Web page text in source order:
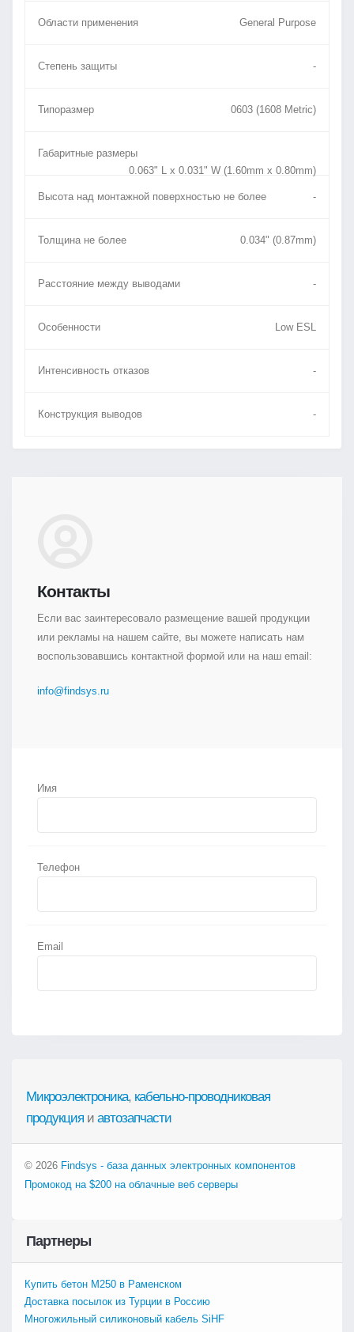
Области применения General Purpose
Степень защиты -
Типоразмер 0603 (1608 Metric)
Габаритные размеры
0.063" L x 0.031" W (1.60mm x 0.80mm)
Высота над монтажной поверхностью не более -
Толщина не более 0.034" (0.87mm)
Расстояние между выводами -
Особенности Low ESL
Интенсивность отказов -
Конструкция выводов -
Контакты
Если вас заинтересовало размещение вашей продукции
или рекламы на нашем сайте, вы можете написать нам
воспользовавшись контактной формой или на наш email:
info@findsys.ru
Имя
Телефон
Email
Микроэлектроника, кабельно-проводниковая
продукция и автозапчасти
© 2026 Findsys - база данных электронных компонентов
Промокод на $200 на облачные веб серверы
Партнеры
Купить бетон М250 в Раменском
Доставка посылок из Турции в Россию
Многожильный силиконовый кабель SiHF